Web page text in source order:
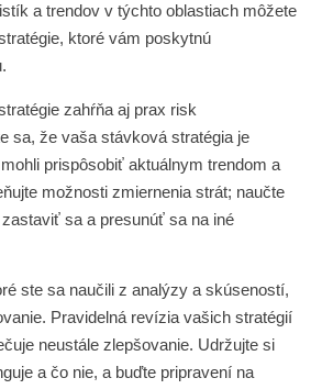
a trendov v týchto oblastiach môžete
ktoré vám poskytnú
zahŕňa aj prax risk
sa, že vaša stávková stratégia je
prispôsobiť aktuálnym trendom a
možnosti zmiernenia strát; naučte
sa a presunúť sa na iné
ste sa naučili z analýzy a skúseností,
Pravidelná revízia vašich stratégií
neustále zlepšovanie. Udržujte si
a čo nie, a buďte pripravení na